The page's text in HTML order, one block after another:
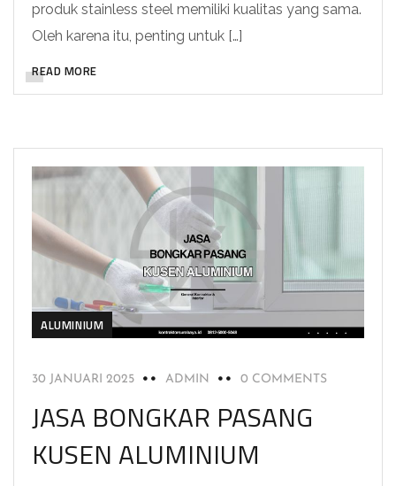
produk stainless steel memiliki kualitas yang sama.
Oleh karena itu, penting untuk […]
READ MORE
ALUMINIUM
30 JANUARI 2025 ADMIN 0 COMMENTS
JASA BONGKAR PASANG
KUSEN ALUMINIUM